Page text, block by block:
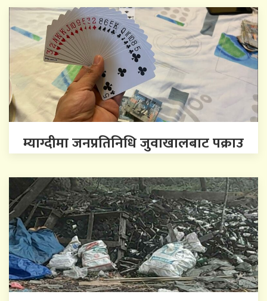
म्याग्दीमा जनप्रतिनिधि जुवाखालबाट पक्राउ